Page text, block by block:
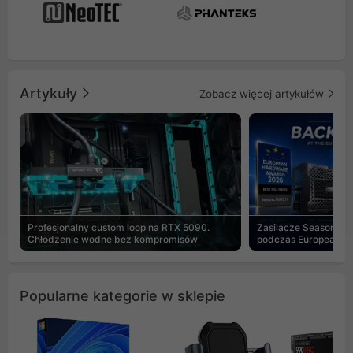
Artykuły Zobacz więcej artykułów
Profesjonalny custom loop na RTX 5090.
Chłodzenie wodne bez kompromisów
Zasilacze Seasonic
podczas European
Popularne kategorie w sklepie